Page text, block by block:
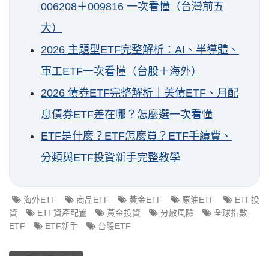
006208＋009816 一次看懂（台灣前五
大）
2026 主題型ETF完整解析：AI、半導體、
軍工ETF一次看懂（台股＋海外）
2026 債券ETF完整解析｜美債ETF、月配
息債券ETF差在哪？怎麼選一次看懂
ETF是什麼？ETF怎麼買？ETF手續費、
分類與ETF投資新手完整教學
海外ETF 商品ETF 黃金ETF 原油ETF
ETF投
資
ETF資產配置 黃金投資 分散風險
全球指數
ETF
ETF新手 台股ETF